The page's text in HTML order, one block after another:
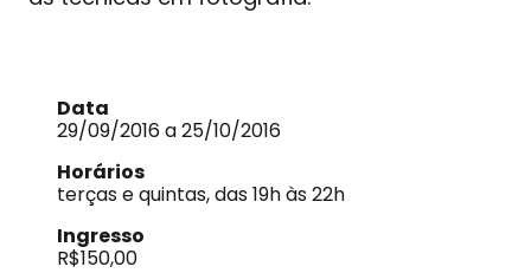
Data
29/09/2016 a 25/10/2016
Horários
terças e quintas, das 19h às 22h
Ingresso
R$150,00